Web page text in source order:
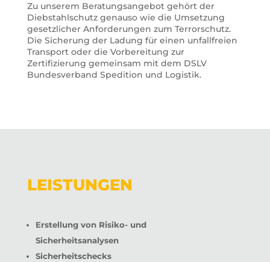
Zu unserem Beratungsangebot gehört der
Diebstahlschutz genauso wie die Umsetzung
gesetzlicher Anforderungen zum Terrorschutz.
Die Sicherung der Ladung für einen unfallfreien
Transport oder die Vorbereitung zur
Zertifizierung gemeinsam mit dem DSLV
Bundesverband Spedition und Logistik.
LEISTUNGEN
Erstellung von Risiko- und
Sicherheitsanalysen
Sicherheitschecks